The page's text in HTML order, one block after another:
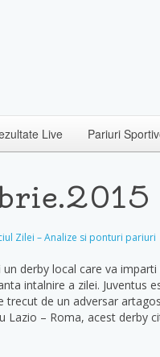
Live Pariuri
Zilei – Analize si ponturi pariuri
derby local care va
intalnire a zilei. Juventus
trecut de un adversar
Lazio – Roma, acest